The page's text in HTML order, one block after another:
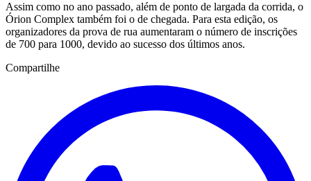
Assim como no ano passado, além de ponto de largada da corrida, o
Órion Complex também foi o de chegada. Para esta edição, os
organizadores da prova de rua aumentaram o número de inscrições
de 700 para 1000, devido ao sucesso dos últimos anos.
Compartilhe